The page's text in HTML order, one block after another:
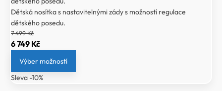
Dětská nosítka s nastavitelnými zády s možností regulace
dětského posedu.
7 499Kč
Původní
cena
byla:
7
6 749 KčAktuální
cena
6
Výber možností
Sleva -10%